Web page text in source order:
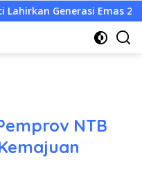
Emas 2045 Atlet
NTB